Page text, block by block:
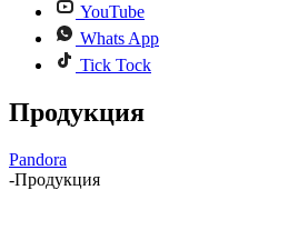
YouTube
Whats App
Tick Tock
Продукция
Pandora
-Продукция